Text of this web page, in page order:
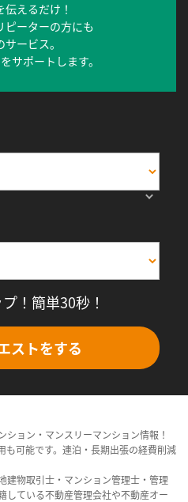
えるだけ！
ピーターの方にも
ービス。
サポートします。
！簡単30秒！
ストをする
ョン・マンスリーマンション情報！
も可能です。連泊・長期出張の経費削減
建物取引士・マンション管理士・管理
している不動産管理会社や不動産オー